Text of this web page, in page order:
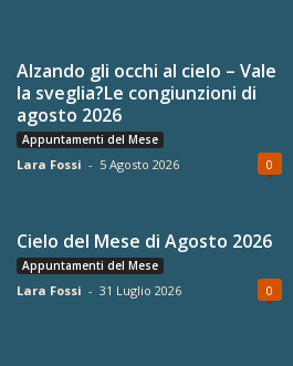
Alzando gli occhi al cielo – Vale
la sveglia?Le congiunzioni di
agosto 2026
Appuntamenti del Mese
Lara Fossi - 5 Agosto 2026 0
Cielo del Mese di Agosto 2026
Appuntamenti del Mese
Lara Fossi - 31 Luglio 2026 0